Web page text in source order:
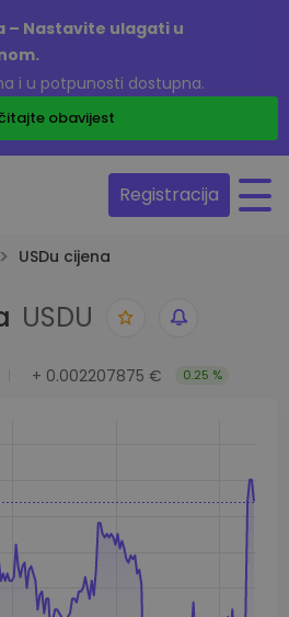
– Nastavite ulagati u
i u potpunosti dostupna.
obavijest
Registracija
USDu cijena
USDU
+ 0.002207875 € 0.25 %